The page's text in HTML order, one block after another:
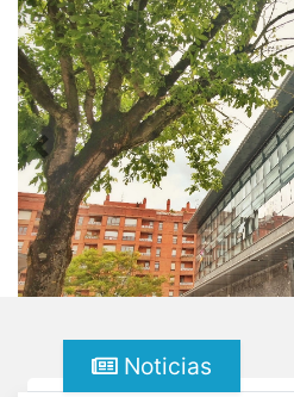
Anterior
Noticias